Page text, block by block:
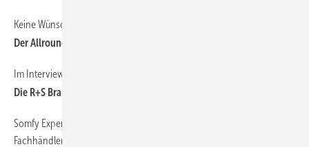
Keine Wünsche offen lassen
Der Allrounder unter den Kassettenmarkisen
Im Interview mit klaus Braun von alukon
Die R+S Branche wird sich positiv entwickeln
Somfy Experten-Onlineshops erweitern Geschäftsmodell der
Fachhändler